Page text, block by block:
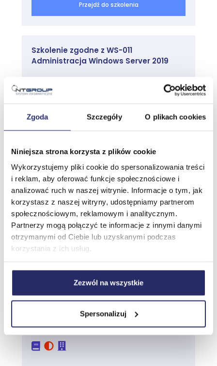
Zgoda Szczegóły O plikach cookies
Niniejsza strona korzysta z plików cookie
Wykorzystujemy pliki cookie do spersonalizowania treści
i reklam, aby oferować funkcje społecznościowe i
analizować ruch w naszej witrynie. Informacje o tym, jak
korzystasz z naszej witryny, udostępniamy partnerom
społecznościowym, reklamowym i analitycznym.
Partnerzy mogą połączyć te informacje z innymi danymi
otrzymanymi od Ciebie lub uzyskanymi podczas
korzystania z ich usług.
Zezwól na wszystkie
Spersonalizuj
Przejdź do szkolenia
Szkolenie zgodne z WS-011
Administracja Windows Server 2019
Prosimy o kontakt
3900,00 zł netto
Cena promocyjna:
od 2800,00 zł netto
(3444,00 zł brutto)
5 dni / 40 godzin
9 oceny
Szkolenie MB-920T00 Microsoft
Dynamics 365 Fundamentals (ERP)